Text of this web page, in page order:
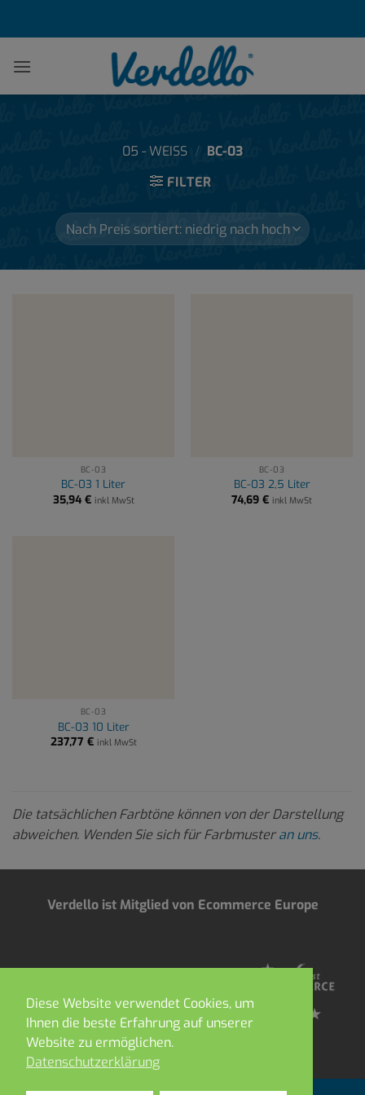
05 - WEISS / BC-03
FILTER
BC-03
BC-03 1 Liter
35,94 € inkl MwSt
BC-03
BC-03 2,5 Liter
74,69 € inkl MwSt
BC-03
BC-03 10 Liter
237,77 € inkl MwSt
Die tatsächlichen Farbtöne können von der Darstellung
abweichen. Wenden Sie sich für Farbmusteran uns.
Verdello ist Mitglied von Ecommerce Europe
Diese Website verwendet Cookies, um
Ihnen die beste Erfahrung auf unserer
Website zu ermöglichen.
Datenschutzerklärung